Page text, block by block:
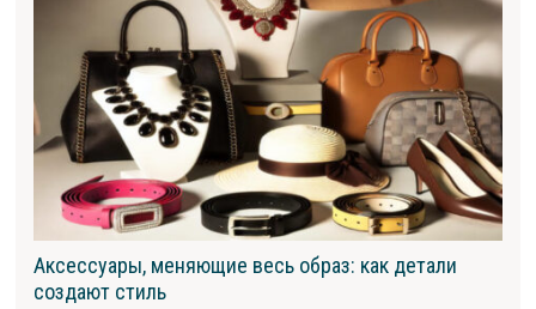
Аксессуары, меняющие весь образ: как детали
создают стиль